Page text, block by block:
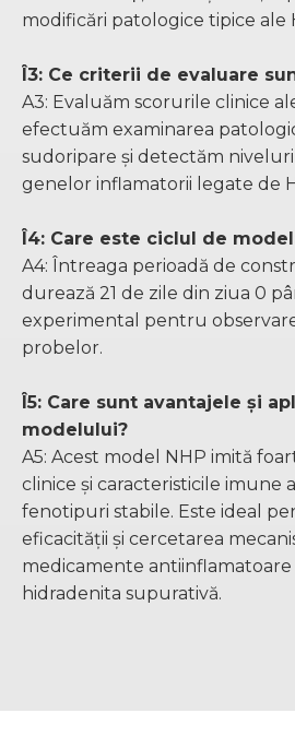
modificări patologice tipice ale
Î3: Ce criterii de evaluare
A3: Evaluăm scorurile clinice
efectuăm examinarea
sudoripare și detectăm
genelor inflamatorii legate de
Î4: Care este ciclul de
A4: Întreaga perioadă de
durează 21 de zile din ziua 0
experimental pentru
probelor.
Î5: Care sunt avantajele și
modelului?
A5: Acest model NHP imită
clinice și caracteristicile imune
fenotipuri stabile. Este ideal
eficacității și cercetarea
medicamente
hidradenita supurativă.